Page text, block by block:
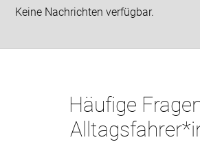
Keine Nachrichten verfügbar.
Häufige